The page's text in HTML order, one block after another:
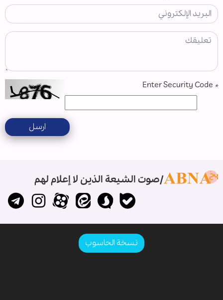
*
ارسل
صوت الشيعة الذين لا إعلام لهم
نسخة الحاسوب